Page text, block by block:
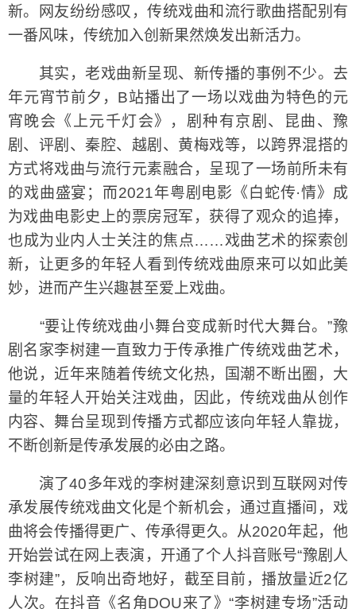
新。网友纷纷感叹，传统戏曲和流行歌曲搭配别有
一番风味，传统加入创新果然焕发出新活力。
其实，老戏曲新呈现、新传播的事例不少。去
年元宵节前夕，B站播出了一场以戏曲为特色的元
宵晚会《上元千灯会》，剧种有京剧、昆曲、豫
剧、评剧、秦腔、越剧、黄梅戏等，以跨界混搭的
方式将戏曲与流行元素融合，呈现了一场前所未有
的戏曲盛宴；而2021年粤剧电影《白蛇传·情》成
为戏曲电影史上的票房冠军，获得了观众的追捧，
也成为业内人士关注的焦点……戏曲艺术的探索创
新，让更多的年轻人看到传统戏曲原来可以如此美
妙，进而产生兴趣甚至爱上戏曲。
“要让传统戏曲小舞台变成新时代大舞台。”豫
剧名家李树建一直致力于传承推广传统戏曲艺术，
他说，近年来随着传统文化热，国潮不断出圈，大
量的年轻人开始关注戏曲，因此，传统戏曲从创作
内容、舞台呈现到传播方式都应该向年轻人靠拢，
不断创新是传承发展的必由之路。
演了40多年戏的李树建深刻意识到互联网对传
承发展传统戏曲文化是个新机会，通过直播间，戏
曲将会传播得更广、传承得更久。从2020年起，他
开始尝试在网上表演，开通了个人抖音账号“豫剧人
李树建”，反响出奇地好，截至目前，播放量近2亿
人次。在抖音《名角DOU来了》“李树建专场”活动